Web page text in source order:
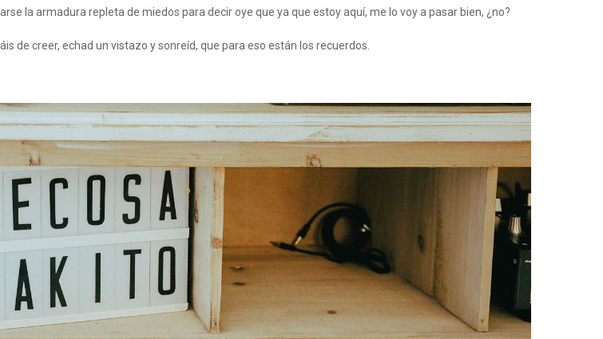
la armadura repleta de miedos para decir oye que ya que estoy aquí, me lo voy a pasar bien, ¿no?
de creer, echad un vistazo y sonreíd, que para eso están los recuerdos.